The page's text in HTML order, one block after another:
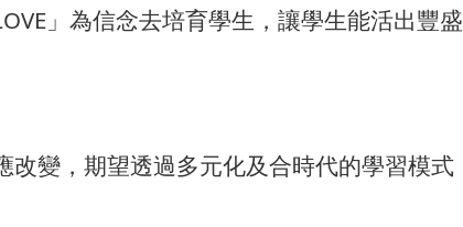
」為信念去培育學生，讓學生能活出豐
變，期望透過多元化及合時代的學習模